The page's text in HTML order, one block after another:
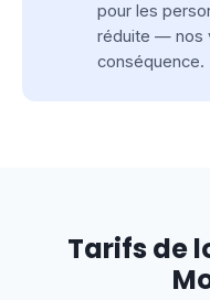
pour les
réduite — nos
conséquence.
Tarifs de